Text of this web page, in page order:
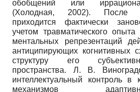
обобщений или
(Холодная, 2002). После
приходится фактически
учетом травматического
ментальных репрезентаций
антиципирующих когнитивных
структуру его
пространства. Л. В.
интеллектуальный контроль в
механизмов